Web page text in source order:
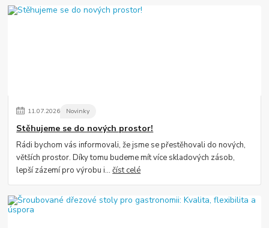
11.07.2026 Novinky
Stěhujeme se do nových prostor!
Rádi bychom vás informovali, že jsme se přestěhovali do nových,
větších prostor. Díky tomu budeme mít více skladových zásob,
lepší zázemí pro výrobu i...číst celé